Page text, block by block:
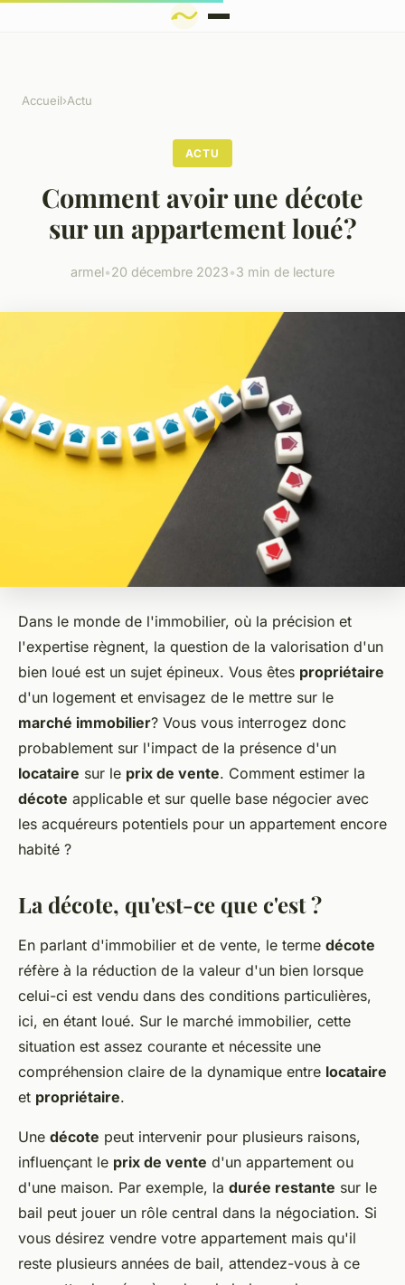
Accueil›Actu
ACTU
Comment avoir une décote
sur un appartement loué?
armel•20 décembre 2023•3 min de lecture
Dans le monde de l'immobilier, où la précision et
l'expertise règnent, la question de la valorisation d'un
bien loué est un sujet épineux. Vous êtes propriétaire
d'un logement et envisagez de le mettre sur le
marché immobilier? Vous vous interrogez donc
probablement sur l'impact de la présence d'un
locataire sur le prix de vente. Comment estimer la
décote applicable et sur quelle base négocier avec
les acquéreurs potentiels pour un appartement encore
habité ?
La décote, qu'est-ce que c'est ?
En parlant d'immobilier et de vente, le terme décote
réfère à la réduction de la valeur d'un bien lorsque
celui-ci est vendu dans des conditions particulières,
ici, en étant loué. Sur le marché immobilier, cette
situation est assez courante et nécessite une
compréhension claire de la dynamique entre locataire
et propriétaire.
Une décote peut intervenir pour plusieurs raisons,
influençant le prix de vente d'un appartement ou
d'une maison. Par exemple, la durée restante sur le
bail peut jouer un rôle central dans la négociation. Si
vous désirez vendre votre appartement mais qu'il
reste plusieurs années de bail, attendez-vous à ce